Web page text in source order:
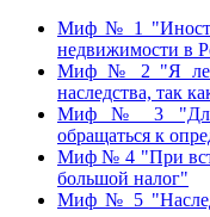
Миф № 1
недвижимости в
Миф № 2 "Я
наследства, так
Миф № 3 "Для
обращаться к
Миф № 4 "При
большой налог"
Миф № 5